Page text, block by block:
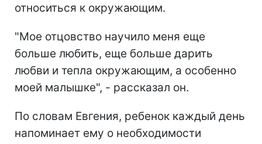
относиться к окружающим.
"Мое отцовство научило меня еще
больше любить, еще больше дарить
любви и тепла окружающим, а особенно
моей малышке", - рассказал он.
По словам Евгения, ребенок каждый день
напоминает ему о необходимости